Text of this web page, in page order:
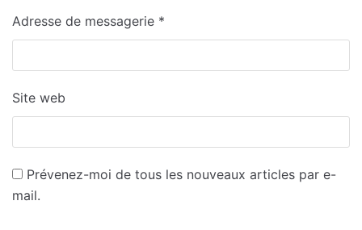
Adresse de messagerie *
Site web
Prévenez-moi de tous les nouveaux articles par e-
mail.